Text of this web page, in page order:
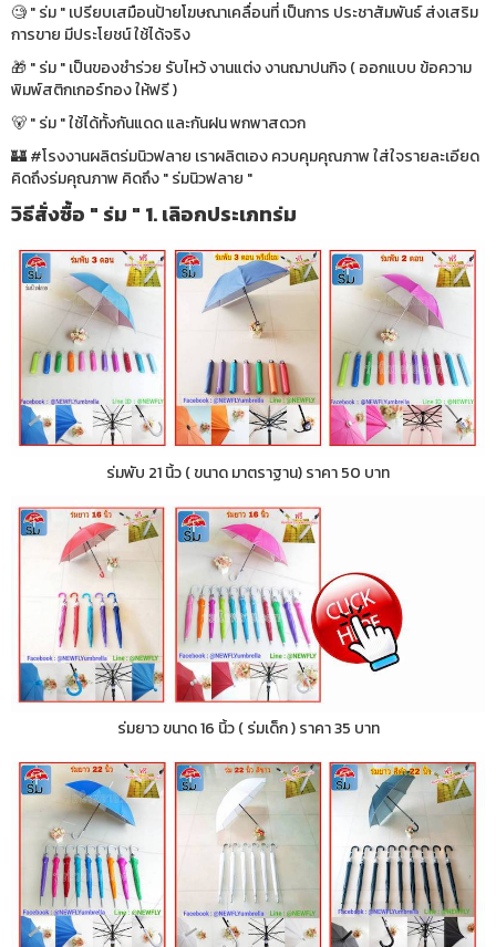
🧐 " ร่ม " เปรียบเสมือนป้ายโฆษณาเคลื่อนที่ เป็นการ ประชาสัมพันธ์ ส่งเสริม
การขาย มีประโยชน์ ใช้ได้จริง
🎁 " ร่ม " เป็นของชำร่วย รับไหว้ งานแต่ง งานฌาปนกิจ ( ออกแบบ ข้อความ
พิมพ์สติกเกอร์ทอง ให้ฟรี )
🐻 " ร่ม " ใช้ได้ทั้งกันแดด และกันฝน พกพาสดวก
🏰 #โรงงานผลิตร่มนิวฟลาย เราผลิตเอง ควบคุมคุณภาพ ใส่ใจรายละเอียด
คิดถึงร่มคุณภาพ คิดถึง " ร่มนิวฟลาย "
วิธีสั่งซื้อ " ร่ม " 1. เลิอกประเภทร่ม
ร่มพับ 21 นิ้ว ( ขนาด มาตราฐาน) ราคา 50 บาท
ร่มยาว ขนาด 16 นิ้ว ( ร่มเด็ก ) ราคา 35 บาท